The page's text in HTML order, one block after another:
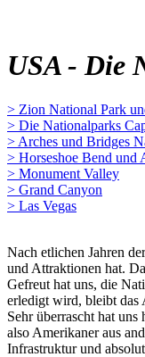
USA - Die
> Zion National Park
> Die Nationalparks
> Arches und Bridges
> Horseshoe Bend und
> Monument Valley
> Grand Canyon
> Las Vegas
Nach etlichen Jahren
und Attraktionen hat.
Gefreut hat uns, die
erledigt wird, bleibt das
Sehr überrascht hat
also Amerikaner aus
Infrastruktur und